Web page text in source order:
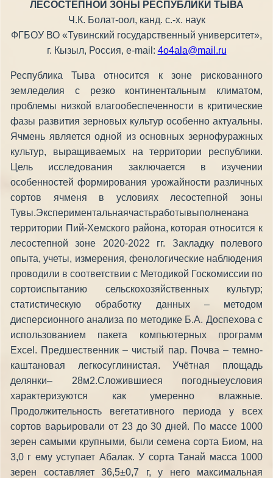
ЛЕСОСТЕПНОЙ ЗОНЫ РЕСПУБЛИКИ ТЫВА
Ч.К. Болат-оол, канд. с.-х. наук
ФГБОУ ВО «Тувинский государственный университет»,
г. Кызыл, Россия, e-mail: 4o4ala@mail.ru
Республика Тыва относится к зоне рискованного
земледелия с резко континентальным климатом,
проблемы низкой влагообеспеченности в критические
фазы развития зерновых культур особенно актуальны.
Ячмень является одной из основных зернофуражных
культур, выращиваемых на территории республики.
Цель исследования заключается в изучении
особенностей формирования урожайности различных
сортов ячменя в условиях лесостепной зоны
Тувы.Экспериментальнаячастьработывыполненана
территории Пий-Хемского района, которая относится к
лесостепной зоне 2020-2022 гг. Закладку полевого
опыта, учеты, измерения, фенологические наблюдения
проводили в соответствии с Методикой Госкомиссии по
сортоиспытанию сельскохозяйственных культур;
статистическую обработку данных – методом
дисперсионного анализа по методике Б.А. Доспехова с
использованием пакета компьютерных программ
Excel. Предшественник – чистый пар. Почва – темно-
каштановая легкосуглинистая. Учётная площадь
делянки– 28м2.Сложившиеся погодныеусловия
характеризуются как умеренно влажные.
Продолжительность вегетативного периода у всех
сортов варьировали от 23 до 30 дней. По массе 1000
зерен самыми крупными, были семена сорта Биом, на
3,0 г ему уступает Абалак. У сорта Танай масса 1000
зерен составляет 36,5±0,7 г, у него максимальная